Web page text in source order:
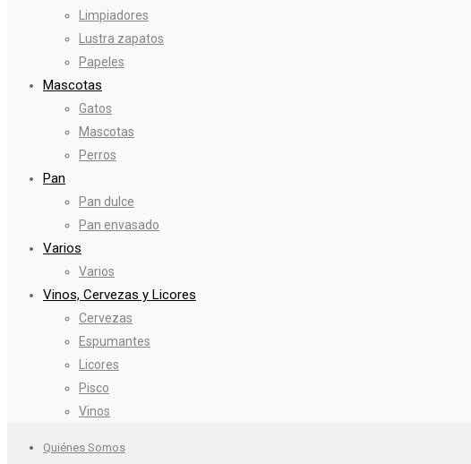
Limpiadores
Lustra zapatos
Papeles
Mascotas
Gatos
Mascotas
Perros
Pan
Pan dulce
Pan envasado
Varios
Varios
Vinos, Cervezas y Licores
Cervezas
Espumantes
Licores
Pisco
Vinos
Quiénes Somos